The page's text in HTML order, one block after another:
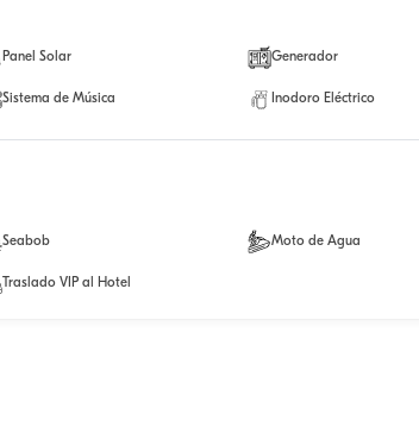
Panel Solar Generador
Sistema de Música Inodoro Eléctrico
Seabob Moto de Agua
Traslado VIP al Hotel